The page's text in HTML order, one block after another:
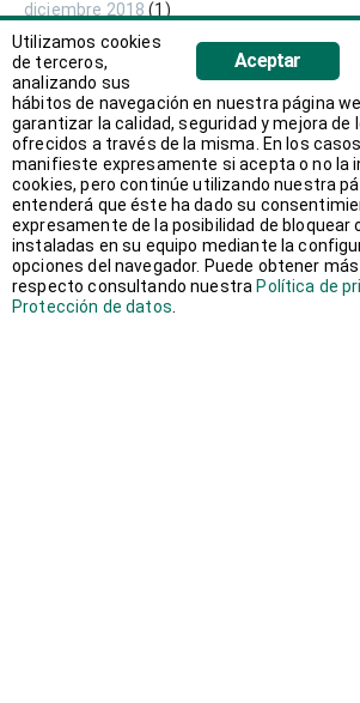
diciembre 2018 (1)
noviembre 2018
octubre 2018(1)
septiembre 2018(2)
agosto 2018(1)
junio 2018(1)
Aceptar
Utilizamos cookies
de terceros,
analizando sus
hábitos de navegación en nuestra página
garantizar la calidad, seguridad y mejora de
ofrecidos a través de la misma. En los
manifieste expresamente si acepta o no la
cookies, pero continúe utilizando nuestra
entenderá que éste ha dado su
expresamente de la posibilidad de bloquear
instaladas en su equipo mediante la
opciones del navegador. Puede obtener
respecto consultando nuestra Política de
Protección de datos